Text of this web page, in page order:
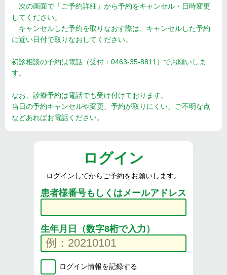
次の画面で「ご予約詳細」から予約をキャンセル・日時変更
してください。
キャンセルした予約を取りなおす際は、キャンセルした予約
に近い日付で取りなおしてください。
初診相談の予約は電話（受付：0463-35-8811）でお願いしま
す。
なお、診療予約は電話でも受け付けております。
当日の予約キャンセルや変更、予約が取りにくい、ご不明な点
などあればお電話ください。
ログイン
ログインしてからご予約をお願いします。
患者様番号もしくはメールアドレス
生年月日（数字8桁で入力）
ログイン情報を記録する